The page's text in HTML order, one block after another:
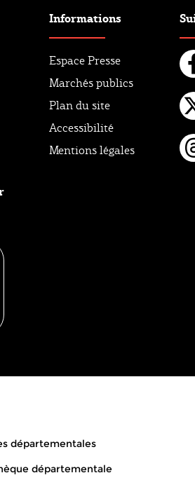
Informations
Espace Presse
Marchés publics
Plan du site
Accessibilité
Mentions légales
départementales
départementale